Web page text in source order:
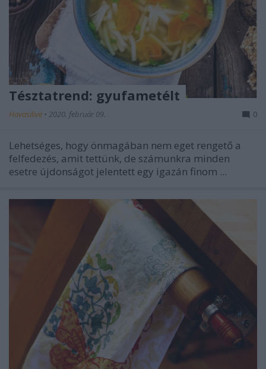
Tésztatrend: gyufametélt
Havasilive • 2020. február 09. 0
Lehetséges, hogy önmagában nem eget rengető a
felfedezés, amit tettünk, de számunkra minden
esetre újdonságot jelentett egy igazán finom ...